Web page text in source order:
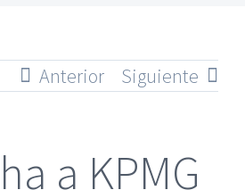
Anterior Siguiente
a KPMG